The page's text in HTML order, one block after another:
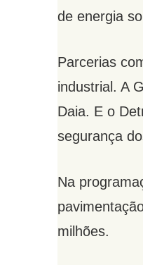
de energia
Parcerias
industrial. A
Daia. E o
segurança
Na
milhões.